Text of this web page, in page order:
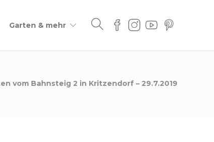
Garten & mehr
vom Bahnsteig 2 in Kritzendorf – 29.7.2019